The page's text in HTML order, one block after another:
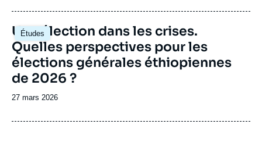
publication
Études
Image
principale
Une élection dans les crises.
Quelles perspectives pour les
élections générales éthiopiennes
de 2026 ?
Date
publication
27 mars 2026